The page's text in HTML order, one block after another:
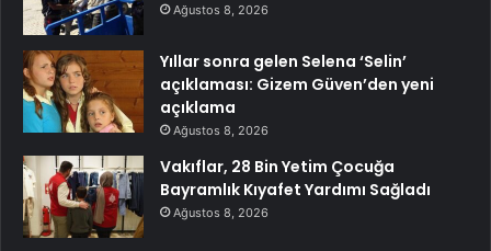
Ağustos 8, 2026
Yıllar sonra gelen Selena ‘Selin’
açıklaması: Gizem Güven’den yeni
açıklama
Ağustos 8, 2026
Vakıflar, 28 Bin Yetim Çocuğa
Bayramlık Kıyafet Yardımı Sağladı
Ağustos 8, 2026